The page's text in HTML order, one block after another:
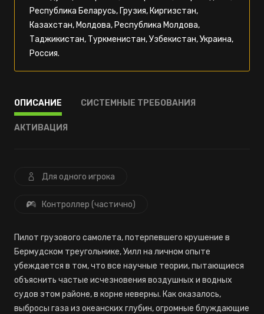
Республика Беларусь, Грузия, Киргизстан,
Казахстан, Молдова, Республика Молдова,
Таджикистан, Туркменистан, Узбекистан, Украина,
Россия.
ОПИСАНИЕ СИСТЕМНЫЕ ТРЕБОВАНИЯ
АКТИВАЦИЯ
Для одного игрока
Контроллер (частично)
Пилот грузового самолета, потерпевшего крушение в
Бермудском треугольнике, Уилл на личном опыте
убеждается в том, что все научные теории, пытающиеся
объяснить частые исчезновения воздушных и водных
судов этом районе, в корне неверны. Как оказалось,
выбросы газа из океанских глубин, огромные блуждающие